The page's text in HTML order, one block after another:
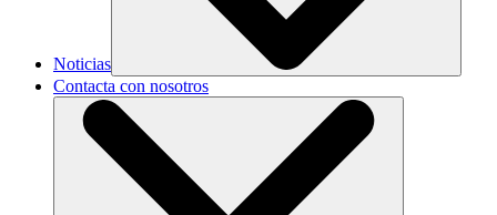
Noticias
Contacta con nosotros